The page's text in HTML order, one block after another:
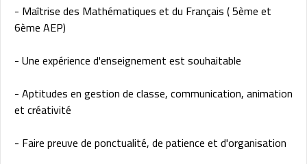
- Maîtrise des Mathématiques et du Français ( 5ème et
6ème AEP)
- Une expérience d'enseignement est souhaitable
- Aptitudes en gestion de classe, communication, animation
et créativité
- Faire preuve de ponctualité, de patience et d'organisation